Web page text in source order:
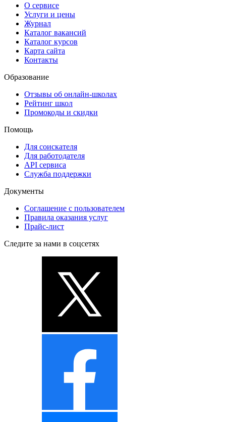
О сервисе
Услуги и цены
Журнал
Каталог вакансий
Каталог курсов
Карта сайта
Контакты
Образование
Отзывы об онлайн-школах
Рейтинг школ
Промокоды и скидки
Помощь
Для соискателя
Для работодателя
API сервиса
Служба поддержки
Документы
Соглашение с пользователем
Правила оказания услуг
Прайс-лист
Следите за нами в соцсетях